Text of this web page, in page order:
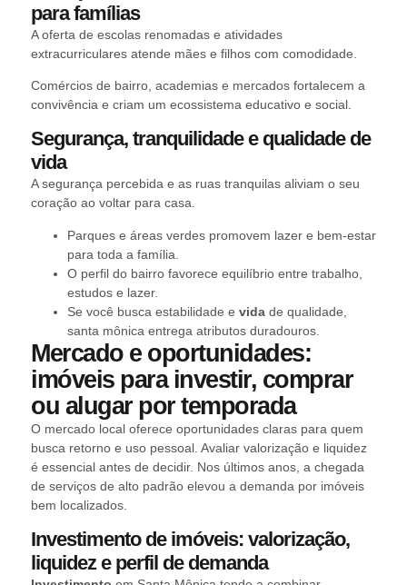
para famílias
A oferta de escolas renomadas e atividades
extracurriculares atende mães e filhos com comodidade.
Comércios de bairro, academias e mercados fortalecem a
convivência e criam um ecossistema educativo e social.
Segurança, tranquilidade e qualidade de
vida
A segurança percebida e as ruas tranquilas aliviam o seu
coração ao voltar para casa.
Parques e áreas verdes promovem lazer e bem-estar
para toda a família.
O perfil do bairro favorece equilíbrio entre trabalho,
estudos e lazer.
Se você busca estabilidade e vida de qualidade,
santa mônica entrega atributos duradouros.
Mercado e oportunidades:
imóveis para investir, comprar
ou alugar por temporada
O mercado local oferece oportunidades claras para quem
busca retorno e uso pessoal. Avaliar valorização e liquidez
é essencial antes de decidir. Nos últimos anos, a chegada
de serviços de alto padrão elevou a demanda por imóveis
bem localizados.
Investimento de imóveis: valorização,
liquidez e perfil de demanda